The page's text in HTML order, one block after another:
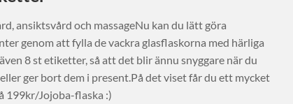
ansiktsvård och massageNu kan du lätt göra
genom att fylla de vackra glasflaskorna med härliga
8 st etiketter, så att det blir ännu snyggare när du
ger bort dem i present.På det viset får du ett mycket
199kr/Jojoba-flaska :)